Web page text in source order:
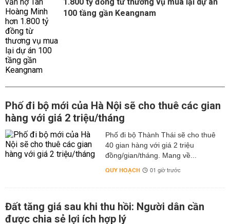
100 tầng gần Keangnam
Phố đi bộ mới của Hà Nội sẽ cho thuê các gian
hàng với giá 2 triệu/tháng
Phố đi bộ Thành Thái sẽ cho thuê
40 gian hàng với giá 2 triệu
đồng/gian/tháng. Mang về...
QUY HOẠCH 01 giờ trước
Đất tăng giá sau khi thu hồi: Người dân cần
được chia sẻ lợi ích hợp lý